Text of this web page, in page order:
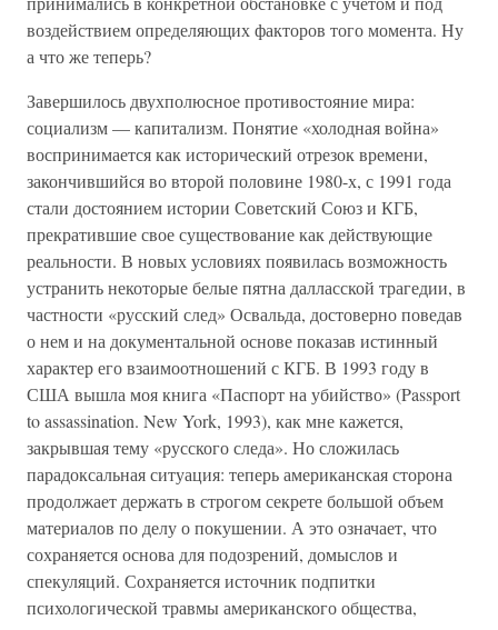
воздействием определяющих факторов того момента. Ну
а что же теперь?
Завершилось двухполюсное противостояние мира:
социализм — капитализм. Понятие «холодная война»
воспринимается как исторический отрезок времени,
закончившийся во второй половине 1980-х, с 1991 года
стали достоянием истории Советский Союз и КГБ,
прекратившие свое существование как действующие
реальности. В новых условиях появилась возможность
устранить некоторые белые пятна далласской трагедии, в
частности «русский след» Освальда, достоверно поведав
о нем и на документальной основе показав истинный
характер его взаимоотношений с КГБ. В 1993 году в
США вышла моя книга «Паспорт на убийство» (Passport
to assassination. New York, 1993), как мне кажется,
закрывшая тему «русского следа». Но сложилась
парадоксальная ситуация: теперь американская сторона
продолжает держать в строгом секрете большой объем
материалов по делу о покушении. А это означает, что
сохраняется основа для подозрений, домыслов и
спекуляций. Сохраняется источник подпитки
психологической травмы американского общества,